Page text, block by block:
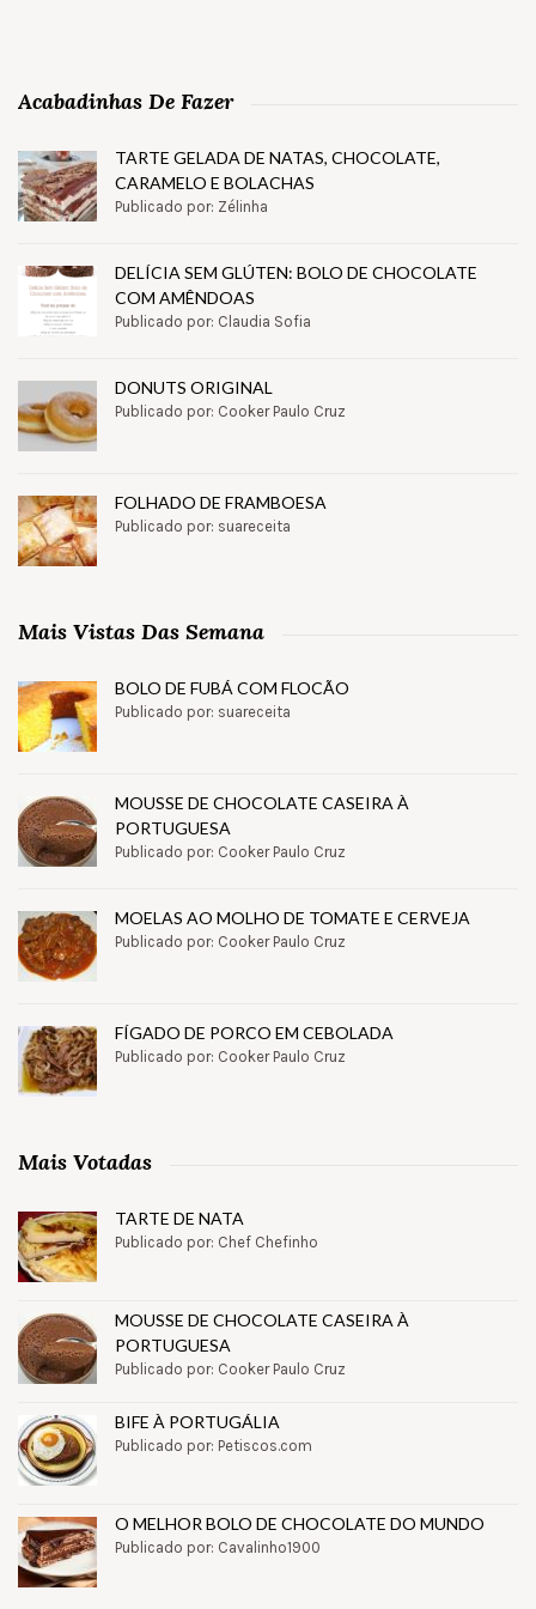
Acabadinhas De Fazer
TARTE GELADA DE NATAS, CHOCOLATE,
CARAMELO E BOLACHAS
Publicado por: Zélinha
DELÍCIA SEM GLÚTEN: BOLO DE CHOCOLATE
COM AMÊNDOAS
Publicado por: Claudia Sofia
DONUTS ORIGINAL
Publicado por: Cooker Paulo Cruz
FOLHADO DE FRAMBOESA
Publicado por: suareceita
Mais Vistas Das Semana
BOLO DE FUBÁ COM FLOCÃO
Publicado por: suareceita
MOUSSE DE CHOCOLATE CASEIRA À
PORTUGUESA
Publicado por: Cooker Paulo Cruz
MOELAS AO MOLHO DE TOMATE E CERVEJA
Publicado por: Cooker Paulo Cruz
FÍGADO DE PORCO EM CEBOLADA
Publicado por: Cooker Paulo Cruz
Mais Votadas
TARTE DE NATA
Publicado por: Chef Chefinho
MOUSSE DE CHOCOLATE CASEIRA À
PORTUGUESA
Publicado por: Cooker Paulo Cruz
BIFE À PORTUGÁLIA
Publicado por: Petiscos.com
O MELHOR BOLO DE CHOCOLATE DO MUNDO
Publicado por: Cavalinho1900